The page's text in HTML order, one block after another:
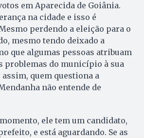
em Aparecida de Goiânia.
na cidade e isso é
perdendo a eleição para o
mesmo tendo deixado a
que algumas pessoas atribuam
problemas do município à sua
quem questiona a
não entende de
ele tem um candidato,
e está aguardando. Se as